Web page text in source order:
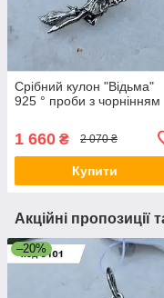
Срібний кулон "Відьма"
925 ° проби з чорнінням
1 660 ₴ 2 070 ₴
Купити
Акційні пропозиції
–20%